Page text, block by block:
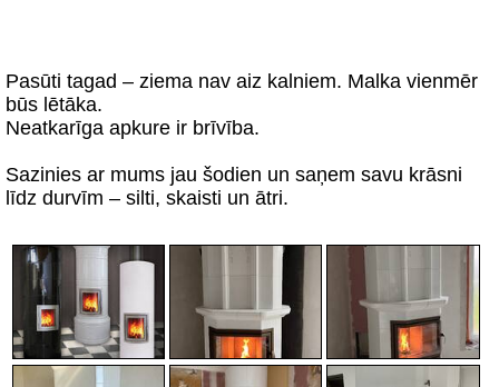
Pasūti tagad – ziema nav aiz kalniem. Malka vienmēr
būs lētāka.
Neatkarīga apkure ir brīvība.
Sazinies ar mums jau šodien un saņem savu krāsni
līdz durvīm – silti, skaisti un ātri.